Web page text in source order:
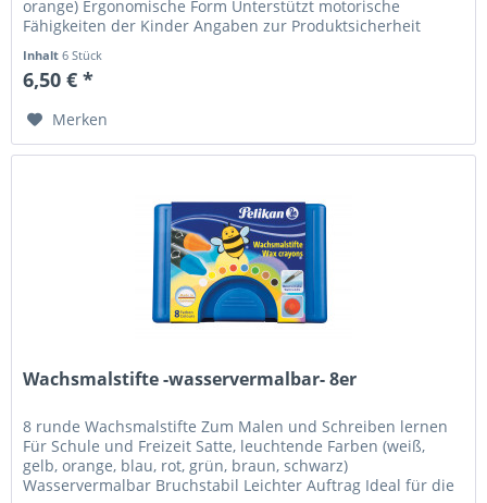
orange) Ergonomische Form Unterstützt motorische
Fähigkeiten der Kinder Angaben zur Produktsicherheit
Inhalt6 Stück
6,50 € *
Merken
Wachsmalstifte -wasservermalbar- 8er
8 runde Wachsmalstifte Zum Malen und Schreiben lernen
Für Schule und Freizeit Satte, leuchtende Farben (weiß,
gelb, orange, blau, rot, grün, braun, schwarz)
Wasservermalbar Bruchstabil Leichter Auftrag Ideal für die